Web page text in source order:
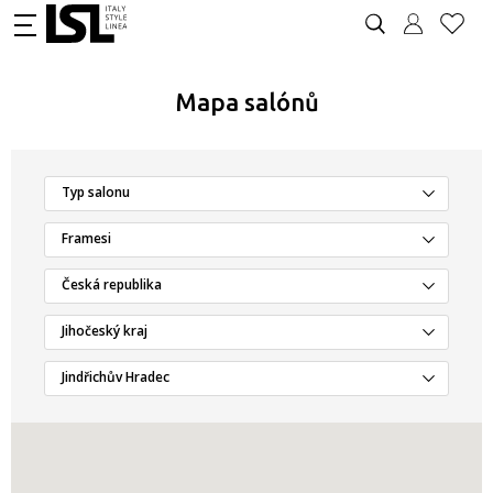
Mapa salónů
Typ salonu
Framesi
Česká republika
Jihočeský kraj
Jindřichův Hradec